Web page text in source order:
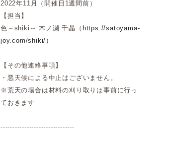
2022年11月（開催日1週間前）
【担当】
色～shiki～ 木ノ瀬 千晶（ https://satoyama-
joy.com/shiki/）
【その他連絡事項】
・悪天候による中止はございません。
※荒天の場合は材料の刈り取りは事前に行っ
ておきます
-------------------------------